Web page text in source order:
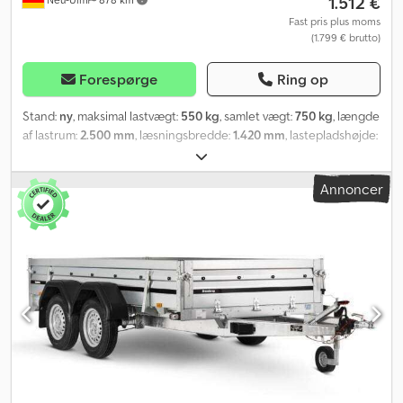
Fast pris plus moms
(1.799 € brutto)
Forespørge Ring op
Stand: ny, maksimal lastvægt: 550 kg, samlet vægt:750 kg, længde
af lastrum: 2.500 mm , læsningsbredde:1.420 mm , lastepladshøjde:
3,2 m³
1.460 mm, arbejdsbredde:1.490 mm, Producent: Brenderup Type:
Brenderup 3251S UB Csdpfxspffhns Ab Teha Lastbil med
stålkarrosseri Godkendt totalvægt: 750 kg, ubremset Nyttelast:
550 kg Egenvægt: 200 kg Kassens mål: 2500 x 1420 x 350 mm Dæk:
klappes ned Inkl. 6 x surringsøjer Med påsats til løvnet, 500 mm høj
Pris inkl. registreringsattest (del II og COC-dokumenter) Vi har et
stort antal trailere fra følgende producenter på lager: Brenderup,
Humbaur, Hapert, Unsinn og Neptun Efter ønske kan vi udstede et
gratis overførselsnummer. Vi reparerer trailere fra alle
producenter. Yderligere tilbehør kan fås efter anmodning.
Tekniske ændringer, prisændringer og fejl forbeholdes. Der
Annoncer